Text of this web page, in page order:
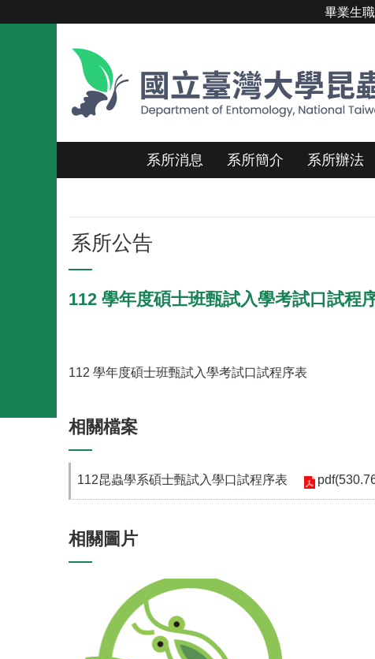
畢業生
系所消息 系所簡介 系所辦法
系所公告
112 學年度碩士班甄試入學考試口試程
112 學年度碩士班甄試入學考試口試程序表
相關檔案
112昆蟲學系碩士甄試入學口試程序表
相關圖片